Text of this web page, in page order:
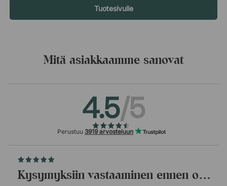
optimaalista ergonomiaa varten Niskatuki on säädettävissä
sekä korkeussuunnassa että syvyyssuunnassa, mikä tekee
tarvitaan. Verhoiltu kestävällä kankaalla Niskatuki on verhoiltu
kanssa. Neutraali väri sulautuu tyylikkäästi tuoliin ja luo
yhtenäisen ja ammattimaisen ilmeen
työympäristöön. Niskatuki, joka sopii kaikkiin RH Logic 400 -
työtuoliversioihin, mukaan lukien RH Logic 400 Elite ja RH
mustalla tekstiilillä (Select SC60999).
Tuotesivulle
Mitä asiakkaamme sanovat
4.5/5
Perustuu 3919 arvosteluun
Kysymyksiin vastaaminen ennen ostopäätöstä.